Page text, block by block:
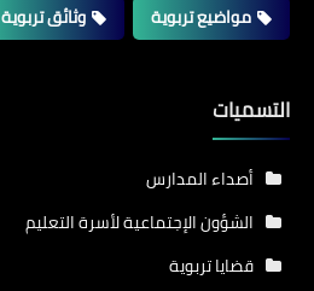
مواضيع تربوية
وثائق تربوية
التسميات
أصداء المدارس
الشؤون الإجتماعية لأسرة التعليم
قضايا تربوية